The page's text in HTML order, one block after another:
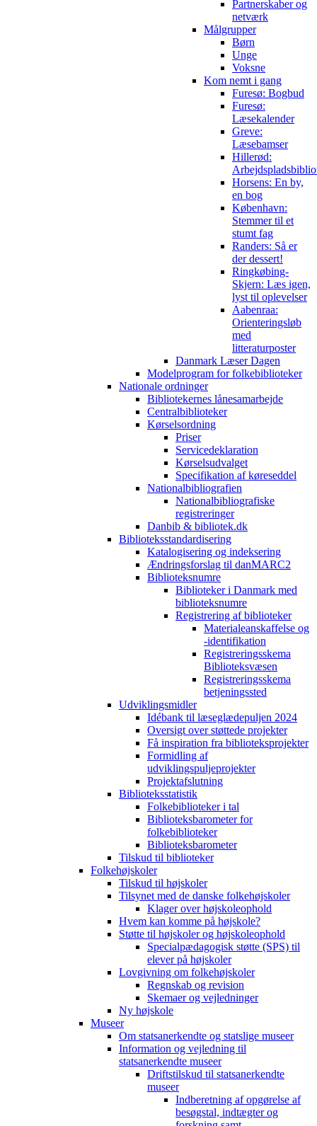
Partnerskaber og
netværk
Målgrupper
Børn
Unge
Voksne
Kom nemt i gang
Furesø: Bogbud
Furesø:
Læsekalender
Greve:
Læsebamser
Hillerød:
Horsens: En by,
en bog
København:
Stemmer til et
stumt fag
Randers: Så er
der dessert!
Ringkøbing-
Skjern: Læs igen,
lyst til oplevelser
Aabenraa:
Orienteringsløb
med
litteraturposter
Danmark Læser Dagen
Modelprogram for folkebiblioteker
Nationale ordninger
Bibliotekernes lånesamarbejde
Centralbiblioteker
Kørselsordning
Priser
Servicedeklaration
Kørselsudvalget
Specifikation af køreseddel
Nationalbibliografien
Nationalbibliografiske
registreringer
Danbib & bibliotek.dk
Biblioteksstandardisering
Katalogisering og indeksering
Ændringsforslag til danMARC2
Biblioteksnumre
Biblioteker i Danmark med
biblioteksnumre
Registrering af biblioteker
Materialeanskaffelse og
-identifikation
Registreringsskema
Biblioteksvæsen
Registreringsskema
betjeningssted
Udviklingsmidler
Idébank til læseglædepuljen 2024
Oversigt over støttede projekter
Få inspiration fra biblioteksprojekter
Formidling af
udviklingspuljeprojekter
Projektafslutning
Biblioteksstatistik
Folkebiblioteker i tal
Biblioteksbarometer for
folkebiblioteker
Biblioteksbarometer
Tilskud til biblioteker
Folkehøjskoler
Tilskud til højskoler
Tilsynet med de danske folkehøjskoler
Klager over højskoleophold
Hvem kan komme på højskole?
Støtte til højskoler og højskoleophold
Specialpædagogisk støtte (SPS) til
elever på højskoler
Lovgivning om folkehøjskoler
Regnskab og revision
Skemaer og vejledninger
Ny højskole
Museer
Om statsanerkendte og statslige museer
Information og vejledning til
statsanerkendte museer
Driftstilskud til statsanerkendte
museer
Indberetning af opgørelse af
besøgstal, indtægter og